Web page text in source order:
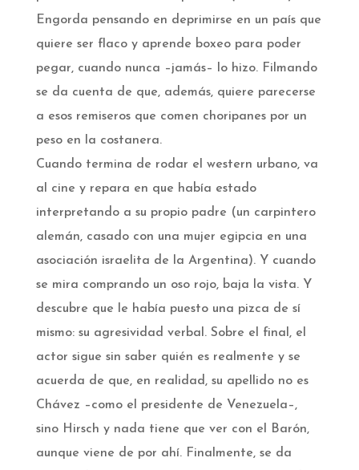
Engorda pensando en deprimirse en un país que
quiere ser flaco y aprende boxeo para poder
pegar, cuando nunca –jamás– lo hizo. Filmando
se da cuenta de que, además, quiere parecerse
a esos remiseros que comen choripanes por un
peso en la costanera.
Cuando termina de rodar el western urbano, va
al cine y repara en que había estado
interpretando a su propio padre (un carpintero
alemán, casado con una mujer egipcia en una
asociación israelita de la Argentina). Y cuando
se mira comprando un oso rojo, baja la vista. Y
descubre que le había puesto una pizca de sí
mismo: su agresividad verbal. Sobre el final, el
actor sigue sin saber quién es realmente y se
acuerda de que, en realidad, su apellido no es
Chávez –como el presidente de Venezuela–,
sino Hirsch y nada tiene que ver con el Barón,
aunque viene de por ahí. Finalmente, se da